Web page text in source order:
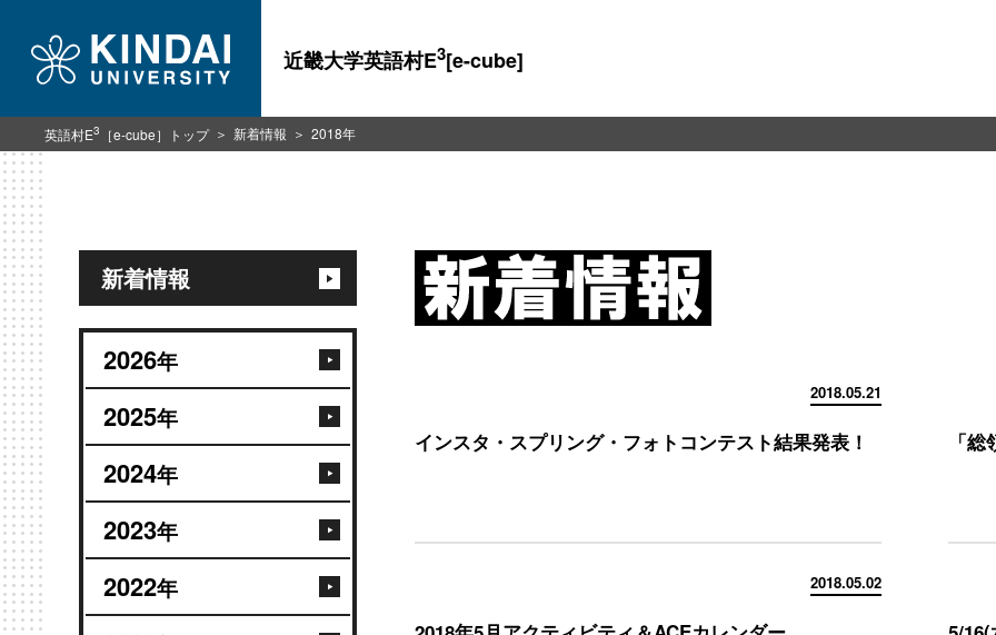
近畿大学英語村E3[e-cube]
新着情報
2026年
2025年
2024年
2023年
2022年
2018.05.21
インスタ・スプリング・フォトコンテスト結果発表！ 「
2018.05.02
英語村E3 ［e-cube］トップ 新着情報 2018年